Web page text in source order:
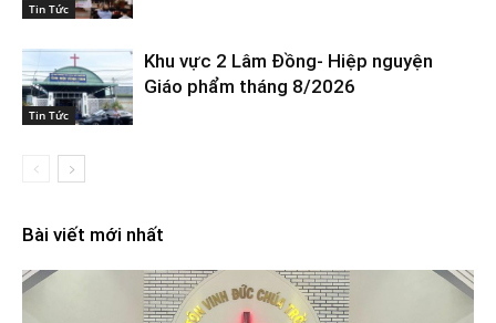
Tin Tức
Tin Tức
Khu vực 2 Lâm Đồng- Hiệp nguyện
Giáo phẩm tháng 8/2026
Bài viết mới nhất